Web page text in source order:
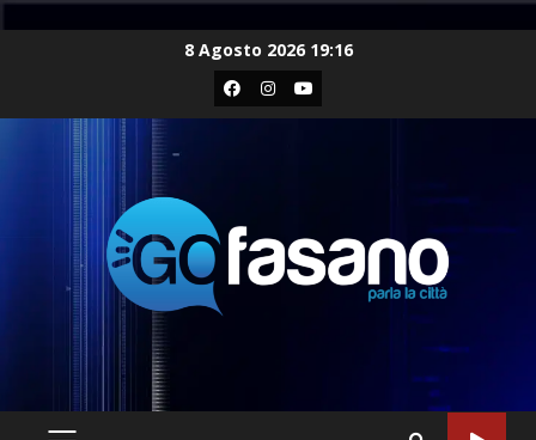
8 Agosto 2026 19:16
Facebook
Instagram
Youtube